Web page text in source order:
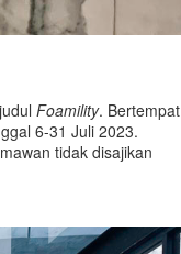
Foamility. Bertempat
6-31 Juli 2023.
tidak disajikan